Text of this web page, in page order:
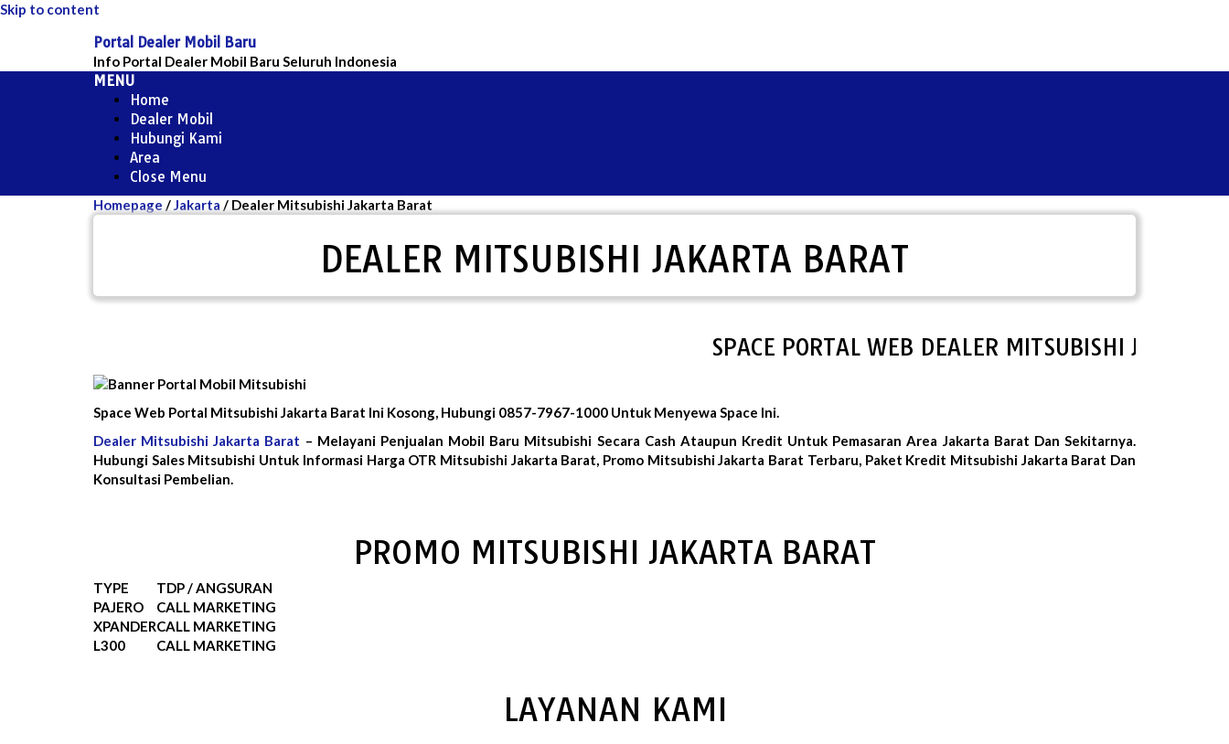
Skip to content
Portal Dealer Mobil Baru
Info Portal Dealer Mobil Baru Seluruh Indonesia
MENU
Home
Dealer Mobil
Hubungi Kami
Area
Close Menu
Homepage /Jakarta / Dealer Mitsubishi Jakarta Barat
DEALER MITSUBISHI JAKARTA BARAT
SPACE PORTAL WEB DEALER MITSUBISHI JAKARTA
Space Web Portal Mitsubishi Jakarta Barat Ini Kosong, Hubungi 0857-7967-1000 Untuk Menyewa Space Ini.
Dealer Mitsubishi Jakarta Barat – Melayani Penjualan Mobil Baru Mitsubishi Secara Cash Ataupun Kredit Untuk Pemasaran Area Jakarta Barat Dan Sekitarnya.
Hubungi Sales Mitsubishi Untuk Informasi Harga OTR Mitsubishi Jakarta Barat, Promo Mitsubishi Jakarta Barat Terbaru, Paket Kredit Mitsubishi Jakarta Barat Dan
Konsultasi Pembelian.
PROMO MITSUBISHI JAKARTA BARAT
TYPE
TDP / ANGSURAN
PAJERO
CALL MARKETING
XPANDERCALL MARKETING
L300
CALL MARKETING
LAYANAN KAMI